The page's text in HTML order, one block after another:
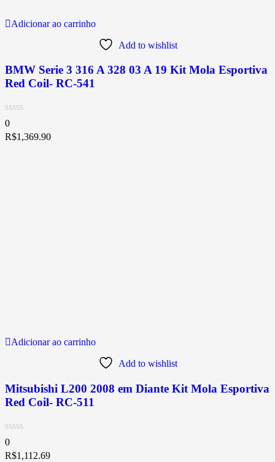
Adicionar ao carrinho
Add to wishlist
BMW Serie 3 316 A 328 03 A 19 Kit Mola Esportiva
Red Coil- RC-541
0
R$1,369.90
Adicionar ao carrinho
Add to wishlist
Mitsubishi L200 2008 em Diante Kit Mola Esportiva
Red Coil- RC-511
0
R$1,112.69